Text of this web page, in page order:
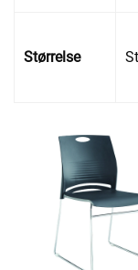
Størrelse